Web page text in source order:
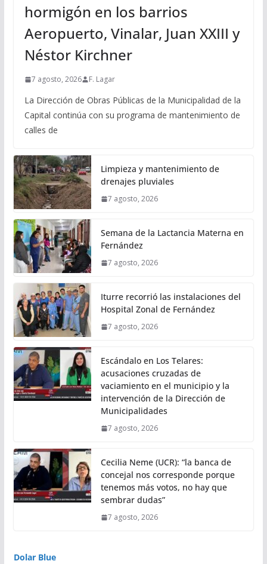
hormigón en los barrios
Aeropuerto, Vinalar, Juan XXIII y
Néstor Kirchner
7 agosto, 2026 F. Lagar
La Dirección de Obras Públicas de la Municipalidad de la
Capital continúa con su programa de mantenimiento de
calles de
Limpieza y mantenimiento de
drenajes pluviales
7 agosto, 2026
Semana de la Lactancia Materna en
Fernández
7 agosto, 2026
Iturre recorrió las instalaciones del
Hospital Zonal de Fernández
7 agosto, 2026
Escándalo en Los Telares:
acusaciones cruzadas de
vaciamiento en el municipio y la
intervención de la Dirección de
Municipalidades
7 agosto, 2026
Cecilia Neme (UCR): “la banca de
concejal nos corresponde porque
tenemos más votos, no hay que
sembrar dudas”
7 agosto, 2026
Dolar Blue